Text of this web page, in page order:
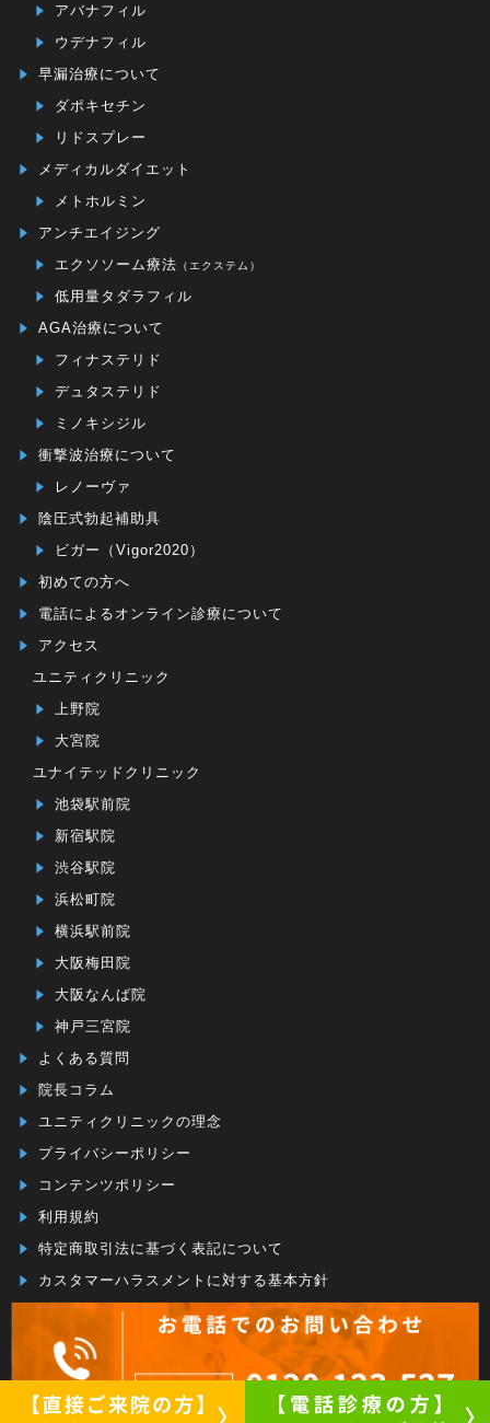
アバナフィル
ウデナフィル
早漏治療について
ダポキセチン
リドスプレー
メディカルダイエット
メトホルミン
アンチエイジング
エクソソーム療法 （エクステム）
低用量タダラフィル
AGA治療について
フィナステリド
デュタステリド
ミノキシジル
衝撃波治療について
レノーヴァ
陰圧式勃起補助具
ビガー（Vigor2020）
初めての方へ
電話によるオンライン診療について
アクセス
ユニティクリニック
上野院
大宮院
ユナイテッドクリニック
池袋駅前院
新宿駅院
渋谷駅院
浜松町院
横浜駅前院
大阪梅田院
大阪なんば院
神戸三宮院
よくある質問
院長コラム
ユニティクリニックの理念
プライバシーポリシー
コンテンツポリシー
利用規約
特定商取引法に基づく表記について
カスタマーハラスメントに対する基本方針